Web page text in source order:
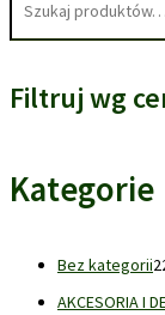
Filtruj wg
Kategorie
Bez kategorii2
AKCESORIA I